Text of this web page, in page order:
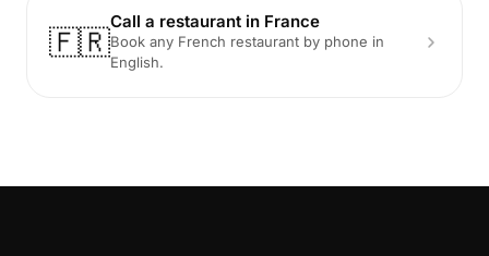
🇫🇷
Call a restaurant in France
Book any French restaurant by phone in
English.